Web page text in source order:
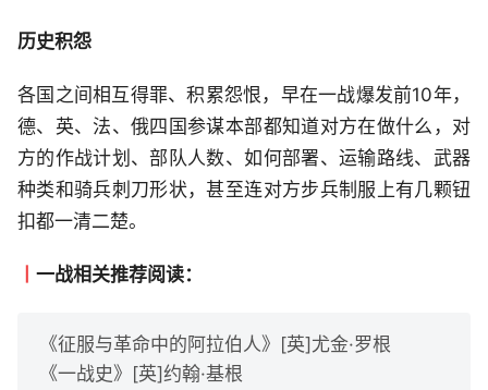
历史积怨
各国之间相互得罪、积累怨恨，早在一战爆发前10年，
德、英、法、俄四国参谋本部都知道对方在做什么，对
方的作战计划、部队人数、如何部署、运输路线、武器
种类和骑兵刺刀形状，甚至连对方步兵制服上有几颗钮
扣都一清二楚。
一战相关推荐阅读：
《征服与革命中的阿拉伯人》[英]尤金·罗根
《一战史》[英]约翰·基根